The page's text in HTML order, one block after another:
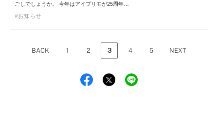
ごしでしょうか。 今年はアイプリモが25周年…
お知らせ
BACK 1 2 3 4 5 NEXT